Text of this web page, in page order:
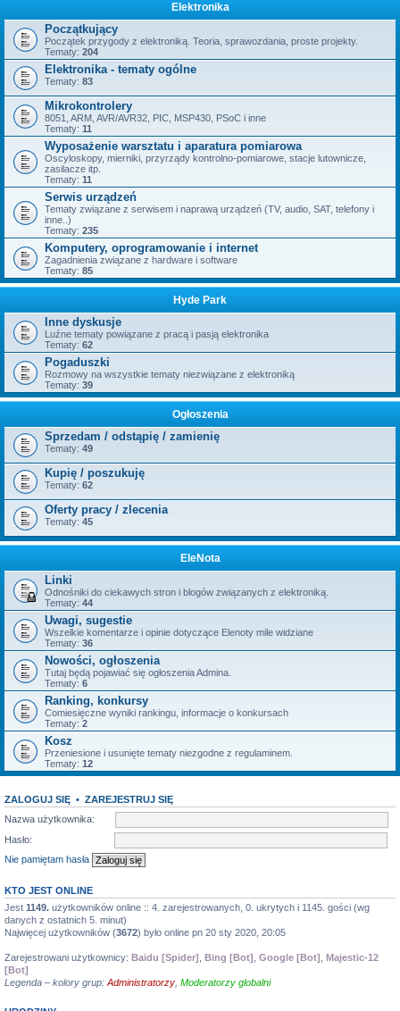
Elektronika
Początkujący
Początek przygody z elektroniką. Teoria, sprawozdania, proste projekty.
Tematy: 204
Elektronika - tematy ogólne
Tematy: 83
Mikrokontrolery
8051, ARM, AVR/AVR32, PIC, MSP430, PSoC i inne
Tematy: 11
Wyposażenie warsztatu i aparatura pomiarowa
Oscyloskopy, mierniki, przyrządy kontrolno-pomiarowe, stacje lutownicze,
zasilacze itp.
Tematy: 11
Serwis urządzeń
Tematy związane z serwisem i naprawą urządzeń (TV, audio, SAT, telefony i
inne..)
Tematy: 235
Komputery, oprogramowanie i internet
Zagadnienia związane z hardware i software
Tematy: 85
Hyde Park
Inne dyskusje
Luźne tematy powiązane z pracą i pasją elektronika
Tematy: 62
Pogaduszki
Rozmowy na wszystkie tematy niezwiązane z elektroniką
Tematy: 39
Ogłoszenia
Sprzedam / odstąpię / zamienię
Tematy: 49
Kupię / poszukuję
Tematy: 62
Oferty pracy / zlecenia
Tematy: 45
EleNota
Linki
Odnośniki do ciekawych stron i blogów związanych z elektroniką.
Tematy: 44
Uwagi, sugestie
Wszelkie komentarze i opinie dotyczące Elenoty mile widziane
Tematy: 36
Nowości, ogłoszenia
Tutaj będą pojawiać się ogłoszenia Admina.
Tematy: 6
Ranking, konkursy
Comiesięczne wyniki rankingu, informacje o konkursach
Tematy: 2
Kosz
Przeniesione i usunięte tematy niezgodne z regulaminem.
Tematy: 12
ZALOGUJ SIĘ • ZAREJESTRUJ SIĘ
Nazwa użytkownika:
Hasło:
Nie pamiętam hasła
KTO JEST ONLINE
Jest 1149. użytkowników online :: 4. zarejestrowanych, 0. ukrytych i 1145. gości (wg
danych z ostatnich 5. minut)
Najwięcej użytkowników (3672) było online pn 20 sty 2020, 20:05
Zarejestrowani użytkownicy: Baidu [Spider] Bing [Bot] Google [Bot] Majestic-12
[Bot]
Legenda – kolory grup: Administratorzy Moderatorzy globalni